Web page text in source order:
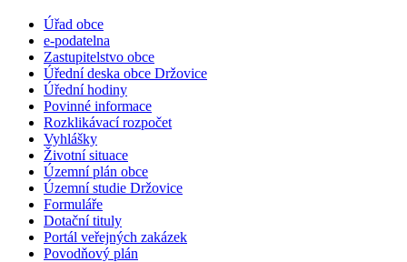
Úřad obce
e-podatelna
Zastupitelstvo obce
Úřední deska obce Držovice
Úřední hodiny
Povinné informace
Rozklikávací rozpočet
Vyhlášky
Životní situace
Územní plán obce
Územní studie Držovice
Formuláře
Dotační tituly
Portál veřejných zakázek
Povodňový plán